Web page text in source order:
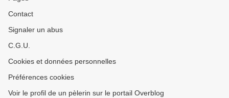
Contact
Signaler un abus
C.G.U.
Cookies et données personnelles
Préférences cookies
Voir le profil de un pèlerin sur le portail Overblog